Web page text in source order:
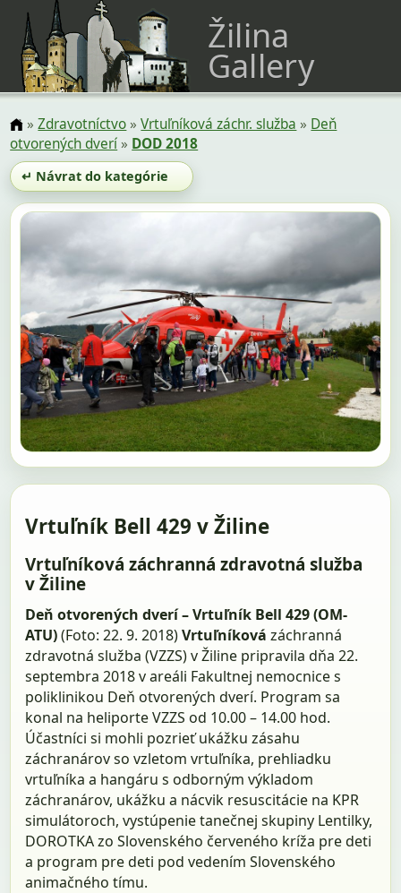
Žilina
Gallery
»Zdravotníctvo»Vrtuľníková záchr. služba » Deň
otvorených dverí» DOD 2018
↵ Návrat do kategórie
Vrtuľník Bell 429 v Žiline
Vrtuľníková záchranná zdravotná služba
v Žiline
Deň otvorených dverí – Vrtuľník Bell 429 (OM-
ATU)(Foto: 22. 9. 2018)Vrtuľníková záchranná
zdravotná služba (VZZS) v Žiline pripravila dňa 22.
septembra 2018 v areáli Fakultnej nemocnice s
poliklinikou Deň otvorených dverí. Program sa
konal na heliporte VZZS od 10.00 – 14.00 hod.
Účastníci si mohli pozrieť ukážku zásahu
záchranárov so vzletom vrtuľníka, prehliadku
vrtuľníka a hangáru s odborným výkladom
záchranárov, ukážku a nácvik resuscitácie na KPR
simulátoroch, vystúpenie tanečnej skupiny Lentilky,
DOROTKA zo Slovenského červeného kríža pre deti
a program pre deti pod vedením Slovenského
animačného tímu.